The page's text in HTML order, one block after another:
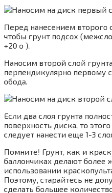
Перед нанесением второго
чтобы грунт подсох
+20 о ).
Наносим второй слой
перпендикулярно первому
обода.
Если два слоя грунта
поверхность диска, то
следует нанести еще 1-3
Помните! Грунт, как и
баллончиках делают более
использовании
Поэтому, старайтесь не
сделать большее